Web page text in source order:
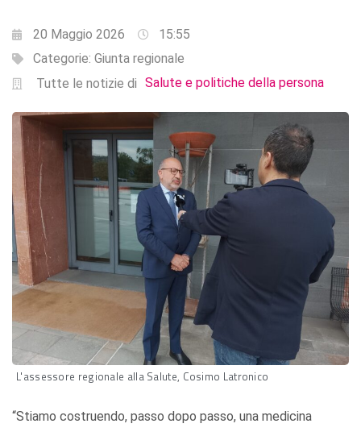
20 Maggio 2026
15:55
Categorie: Giunta regionale
Tutte le notizie di Salute e politiche della persona
L'assessore regionale alla Salute, Cosimo Latronico
“Stiamo costruendo, passo dopo passo, una medicina